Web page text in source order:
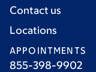
Contact us
Locations
APPOINTMENTS
855-398-9902